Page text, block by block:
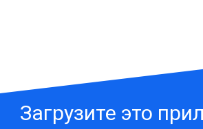
Загрузите это